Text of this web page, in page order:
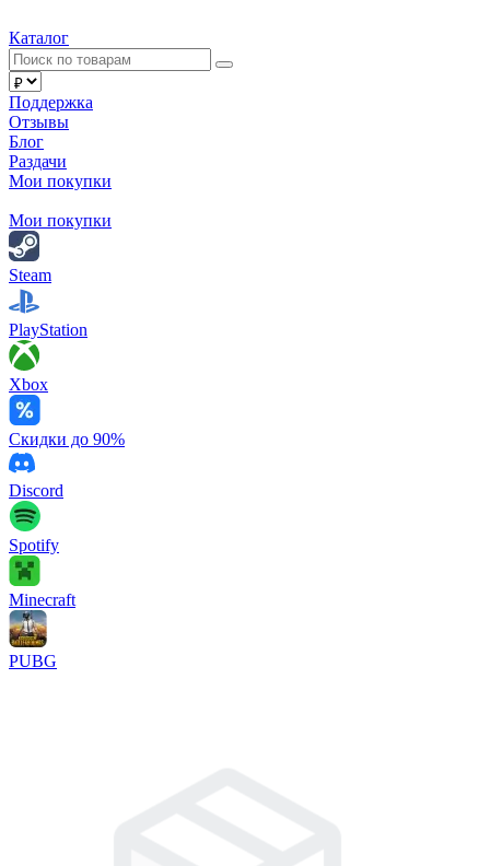
Каталог
Поддержка
Отзывы
Блог
Раздачи
Мои покупки
Мои покупки
Steam
PlayStation
Xbox
Скидки до 90%
Discord
Spotify
Minecraft
PUBG